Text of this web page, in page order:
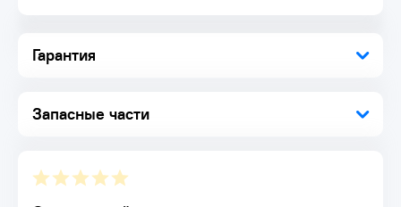
Гарантия
Запасные части